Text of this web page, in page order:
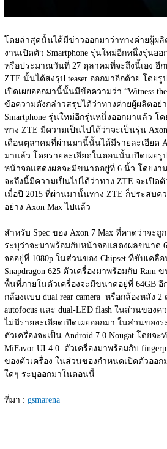
โดยล่าสุดนั้นได้มีข่าวออกมาว่าทางค่ายผู้ผลิ
งานเปิดตัว Smartphone รุ่นใหม่อีกหนึ่งรุ่นอ
หรือประมาณวันที่ 27 ตุลาคมที่จะถึงนี้เอง อี
ZTE นั้นได้ส่งรุป teaser ออกมาอีกด้วย โดยรู
เปิดเผยออกมานี้นั้นมีข้อความว่า “Witness the
ข้อความดังกล่าวสรุปได้ว่าทางค่ายผู้ผลิตอย่
Smartphone รุ่นใหม่อีกรุ่นหนึ่งออกมาแล้ว โด
ทาง ZTE มีความเป็นไปได้ว่าจะเป็นรุ่น
เดือนตุลาคมที่ผ่านมานี้นั้นได้มีรายละเอียด
มาแล้ว โดยรายละเอียดในตอนนั้นเปิดเผยรู
หน้าจอแสดงผลจะมีขนาดอยู่ที่ 6 นิ้ว โดยงา
จะถึงนี้มีความเป็นไปได้ว่าทาง ZTE จะเปิดตั
เมื่อปี 2015 ที่ผ่านมานั้นทาง ZTE ก็ประสบค
อย่าง Axon Max ไปแล้ว
สำหรับ Spec ของ Axon 7 Max ที่คาดว่าจะ
ระบุว่าจะมาพร้อมกับหน้าจอแสดงผลขนาด
จออยู่ที่ 1080p ในส่วนของ Chipset ที่ขับเคลื่
Snapdragon 625 ตัวเครื่องมาพร้อมกับ
พื้นที่ภายในตัวเครื่องจะมีขนาดอยู่ที่ 64GB อี
กล้องแบบ dual rear camera  หรือกล้องหลัง
autofocus และ dual-LED flash ในส่วนของ
ไม่มีรายละเอียดเปิดเผยออกมา ในส่วนขอ
ตัวเครื่องจะเป็น Android 7.0 Nougat โดยจ
MiFavor UI 4.0  ตัวเครื่องมาพร้อมกับ
ของตัวเครื่อง ในส่วนของกำหนดเปิดตัวออก
ใดๆ ระบุออกมาในตอนนี้
ที่มา : gsmarena